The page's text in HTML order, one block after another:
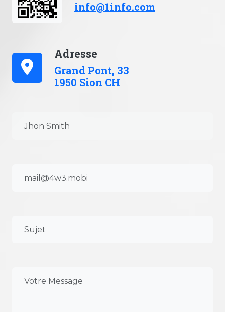
info@1info.com
Adresse
Grand Pont, 33
1950 Sion CH